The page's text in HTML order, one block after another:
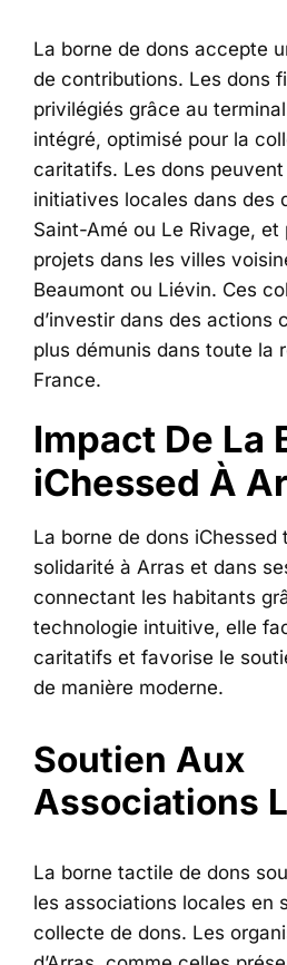
La borne de dons accepte
de contributions. Les dons
privilégiés grâce au
intégré, optimisé pour la
caritatifs. Les dons
initiatives locales dans des
Saint-Amé ou Le Rivage,
projets dans les villes
Beaumont ou Liévin. Ces
d’investir dans des actions
plus démunis dans toute la
France.
Impact De La
iChessed À
La borne de dons iChessed
solidarité à Arras et dans
connectant les habitants
technologie intuitive, elle
caritatifs et favorise le
de manière moderne.
Soutien Aux
Associations
La borne tactile de dons
les associations locales en
collecte de dons. Les